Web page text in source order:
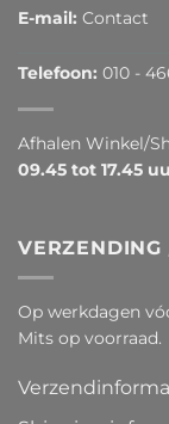
E-mail: Contact
Telefoon: 010 -
Afhalen Winkel/
09.45 tot 17.45
Op werkdagen
Mits op voorraad.